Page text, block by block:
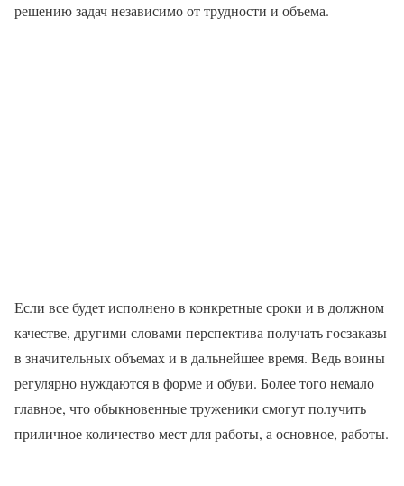
решению задач независимо от трудности и объема.
Если все будет исполнено в конкретные сроки и в должном
качестве, другими словами перспектива получать госзаказы
в значительных объемах и в дальнейшее время. Ведь воины
регулярно нуждаются в форме и обуви. Более того немало
главное, что обыкновенные труженики смогут получить
приличное количество мест для работы, а основное, работы.